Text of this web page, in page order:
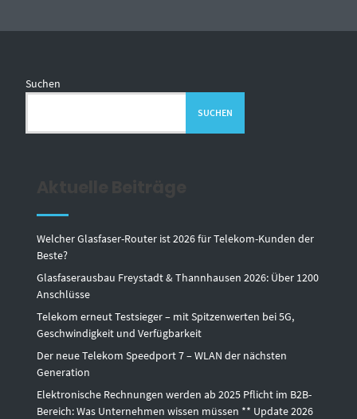
Suchen
SUCHEN
Welcher Glasfaser-Router ist 2026 für Telekom-Kunden der
Beste?
Glasfaserausbau Freystadt & Thannhausen 2026: Über 1200
Anschlüsse
Telekom erneut Testsieger – mit Spitzenwerten bei 5G,
Geschwindigkeit und Verfügbarkeit
Der neue Telekom Speedport 7 – WLAN der nächsten
Generation
Elektronische Rechnungen werden ab 2025 Pflicht im B2B-
Bereich: Was Unternehmen wissen müssen ** Update 2026